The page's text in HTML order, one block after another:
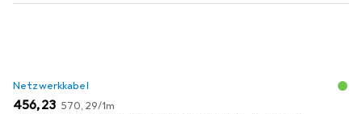
Netzwerkkabel
EUR
456,23 EUR
570,29/1m